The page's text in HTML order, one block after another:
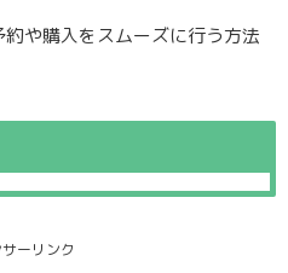
や購入をスムーズに行う方法
ーリンク